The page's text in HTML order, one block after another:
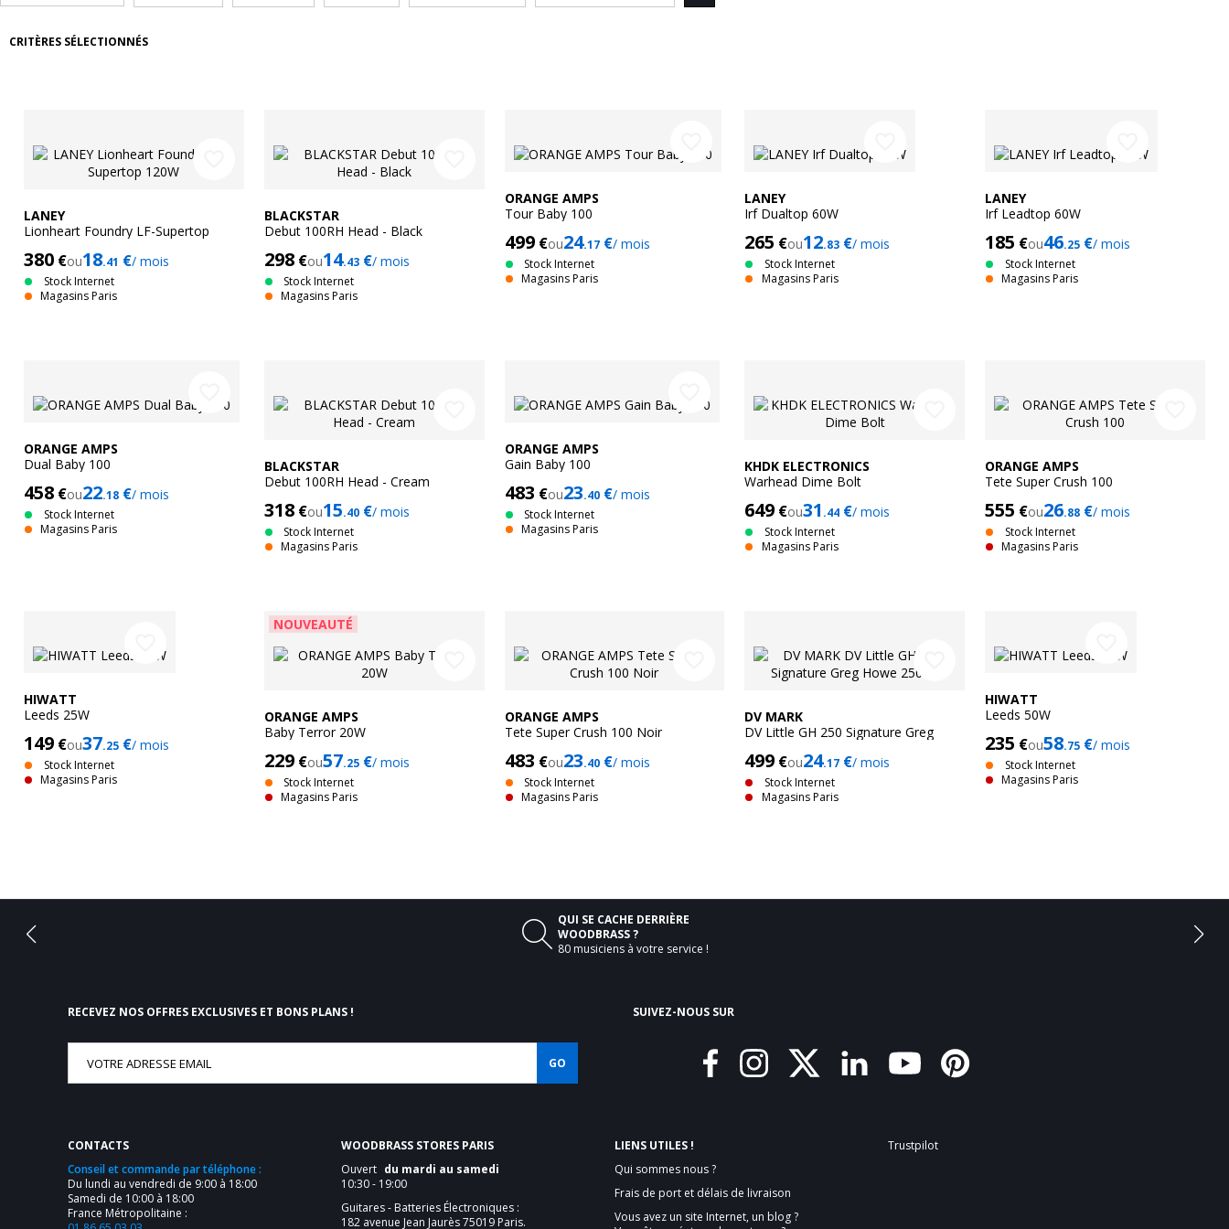
CRITÈRES SÉLECTIONNÉS
LANEY
Lionheart Foundry LF-Supertop
380 €ou18.41 €/ mois
Stock Internet
Magasins Paris
BLACKSTAR
Debut 100RH Head - Black
298€ou14.43€/ mois
Stock Internet
Magasins Paris
ORANGE AMPS
Tour Baby 100
499€ou24.17€/ mois
Stock Internet
Magasins Paris
LANEY
Irf Dualtop 60W
265 €ou12.83 €/ mois
Stock Internet
Magasins Paris
LANEY
Irf Leadtop 60W
185 €ou46.25 €/ mois
Stock Internet
Magasins Paris
ORANGE AMPS
Dual Baby 100
458 €ou22.18 €/ mois
Stock Internet
Magasins Paris
BLACKSTAR
Debut 100RH Head - Cream
318€ou15.40€/ mois
Stock Internet
Magasins Paris
ORANGE AMPS
Gain Baby 100
483 €ou23.40€/ mois
Stock Internet
Magasins Paris
KHDK ELECTRONICS
Warhead Dime Bolt
649 €ou31 .44 €/ mois
Stock Internet
Magasins Paris
ORANGE AMPS
Tete Super Crush 100
555 €ou26.88 €/ mois
Stock Internet
Magasins Paris
HIWATT
Leeds 25W
149 €ou37.25 €/ mois
Stock Internet
Magasins Paris
NOUVEAUTÉ
ORANGE AMPS
Baby Terror 20W
229€ou57.25€/ mois
Stock Internet
Magasins Paris
ORANGE AMPS
Tete Super Crush 100 Noir
483 €ou23.40€/ mois
Stock Internet
Magasins Paris
DV MARK
DV Little GH 250 Signature Greg
499 €ou24.17 €/ mois
Stock Internet
Magasins Paris
HIWATT
Leeds 50W
235 €ou58.75 €/ mois
Stock Internet
Magasins Paris

QUI SE CACHE DERRIÈRE
WOODBRASS ?
80 musiciens à votre service !
RECEVEZ NOS OFFRES EXCLUSIVES ET BONS PLANS !
GO
SUIVEZ-NOUS SUR
CONTACTS
Conseil et commande par téléphone :
Du lundi au vendredi de 9:00 à 18:00
Samedi de 10:00 à 18:00
France Métropolitaine :
WOODBRASS STORES PARIS
Ouvert du mardi au samedi
10:30 - 19:00
Guitares - Batteries Électroniques :
182 avenue Jean Jaurès 75019 Paris.
LIENS UTILES !
Qui sommes nous ?
Frais de port et délais de livraison
Vous avez un site Internet, un blog ?
Trustpilot